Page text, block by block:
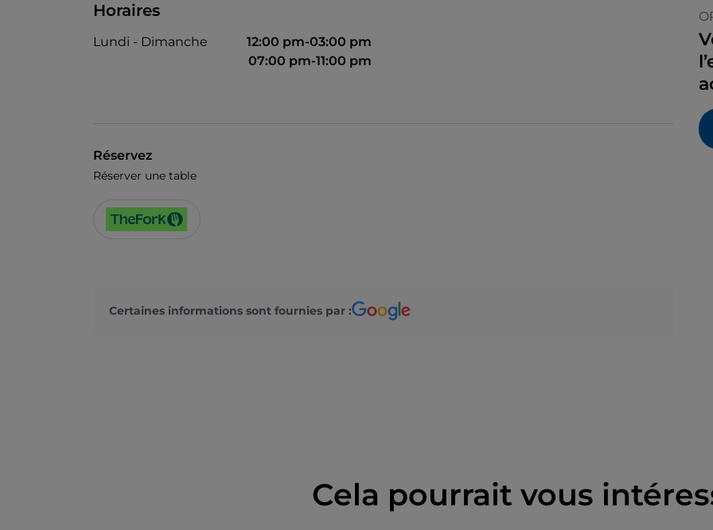
Horaires
Lundi - Dimanche
12:00 pm-03:00 pm
07:00 pm-11:00 pm
Réservez
Réserver une table
Certaines informations sont fournies par :
Cela pourrait vous